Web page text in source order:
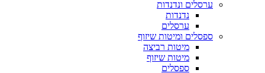
ערסלים ונדנדות
נדנדות
ערסלים
ספסלים ומיטות שיזוף
מיטות רביצה
מיטות שיזוף
ספסלים